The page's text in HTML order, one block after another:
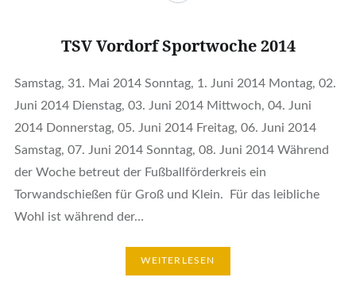
TSV Vordorf Sportwoche 2014
Samstag, 31. Mai 2014 Sonntag, 1. Juni 2014 Montag, 02.
Juni 2014 Dienstag, 03. Juni 2014 Mittwoch, 04. Juni
2014 Donnerstag, 05. Juni 2014 Freitag, 06. Juni 2014
Samstag, 07. Juni 2014 Sonntag, 08. Juni 2014 Während
der Woche betreut der Fußballförderkreis ein
Torwandschießen für Groß und Klein. Für das leibliche
Wohl ist während der…
WEITERLESEN